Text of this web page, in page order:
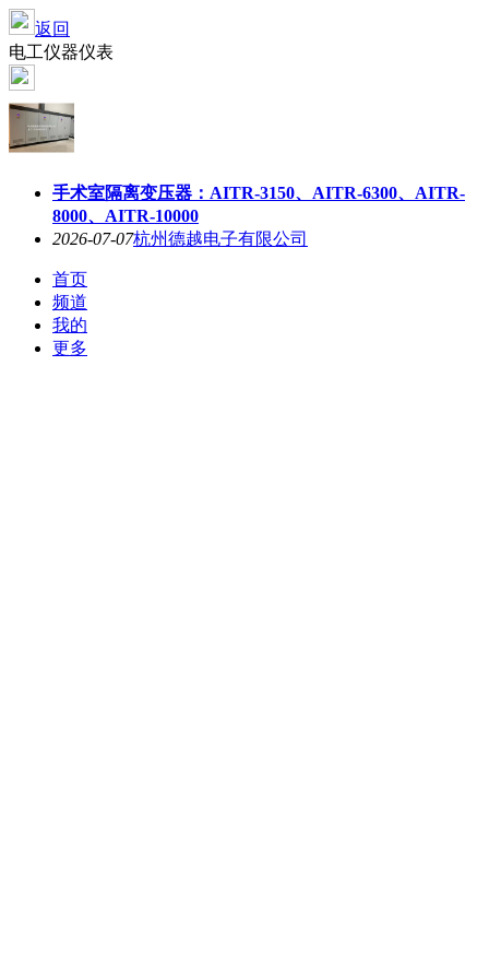
返回
电工仪器仪表
手术室隔离变压器：AITR-3150、AITR-6300、AITR-
8000、AITR-10000
2026-07-07杭州德越电子有限公司
首页
频道
我的
更多